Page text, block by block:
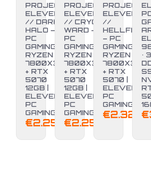
PROJECT
ELEVEN
// DARK
HALO –
PC
GAMING
RYZEN 7
7800X3D
+ RTX
5070
12GB |
ELEVEN
PC
GAMING
€2.250,00
PROJECT
ELEVEN
// CRYO
WARD –
PC
GAMING
RYZEN 7
7800X3D
+ RTX
5070
12GB |
ELEVEN
PC
GAMING
€2.250,00
PROJECT
ELEVEN
//
HELLFIRE
– PC
GAMING
RYZEN 7
7800X3D
+ RTX
5070 |
ELEVEN
PC
GAMING
€
•
€